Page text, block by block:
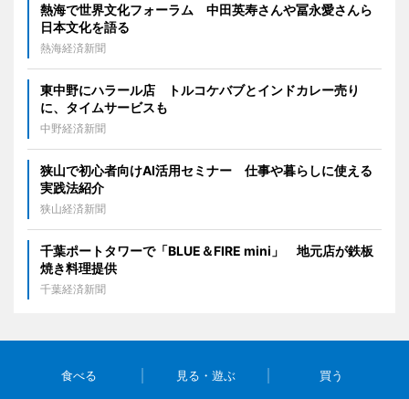
熱海で世界文化フォーラム 中田英寿さんや冨永愛さんら
日本文化を語る
熱海経済新聞
東中野にハラール店 トルコケバブとインドカレー売り
に、タイムサービスも
中野経済新聞
狭山で初心者向けAI活用セミナー 仕事や暮らしに使える
実践法紹介
狭山経済新聞
千葉ポートタワーで「BLUE＆FIRE mini」 地元店が鉄板
焼き料理提供
千葉経済新聞
食べる 見る・遊ぶ 買う